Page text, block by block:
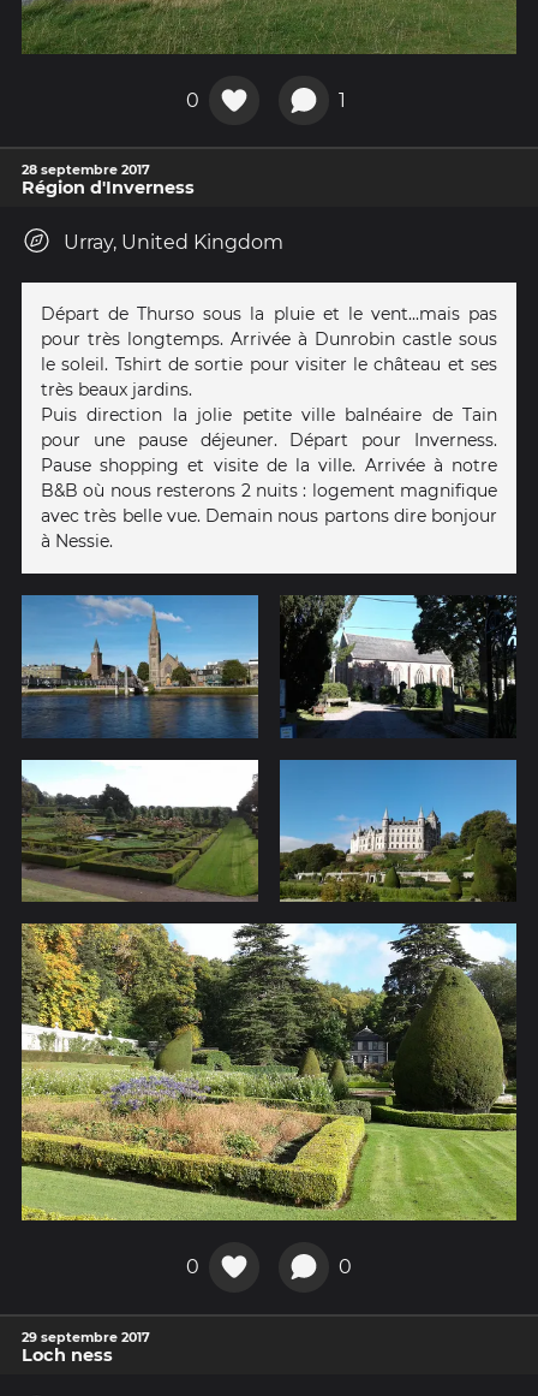
0 1
28 septembre 2017
Région d'Inverness
Urray, United Kingdom
Départ de Thurso sous la pluie et le vent...mais pas
pour très longtemps. Arrivée à Dunrobin castle sous
le soleil. Tshirt de sortie pour visiter le château et ses
très beaux jardins.
Puis direction la jolie petite ville balnéaire de Tain
pour une pause déjeuner. Départ pour Inverness.
Pause shopping et visite de la ville. Arrivée à notre
B&B où nous resterons 2 nuits : logement magnifique
avec très belle vue. Demain nous partons dire bonjour
à Nessie.
0 0
29 septembre 2017
Loch ness